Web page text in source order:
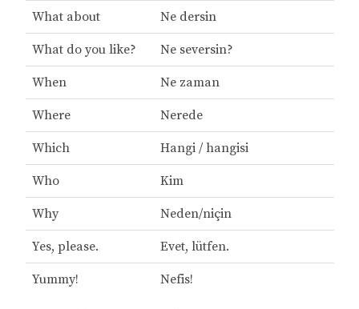
What about Ne dersin
What do you like? Ne seversin?
When Ne zaman
Where Nerede
Which Hangi / hangisi
Who Kim
Why Neden/niçin
Yes, please. Evet, lütfen.
Yummy! Nefis!